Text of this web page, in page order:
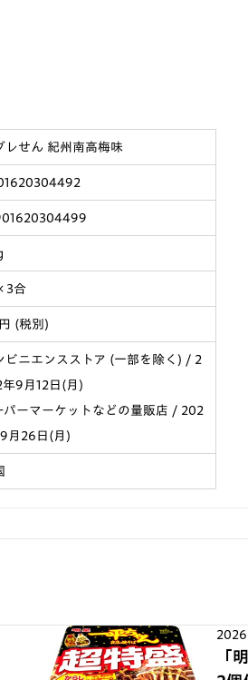
レせん 紀州南高梅味
合
(税別)
ビニエンスストア (一部を除く) / 2
9月12日(月)
パーマーケットなどの量販店 / 202
月26日(月)
「